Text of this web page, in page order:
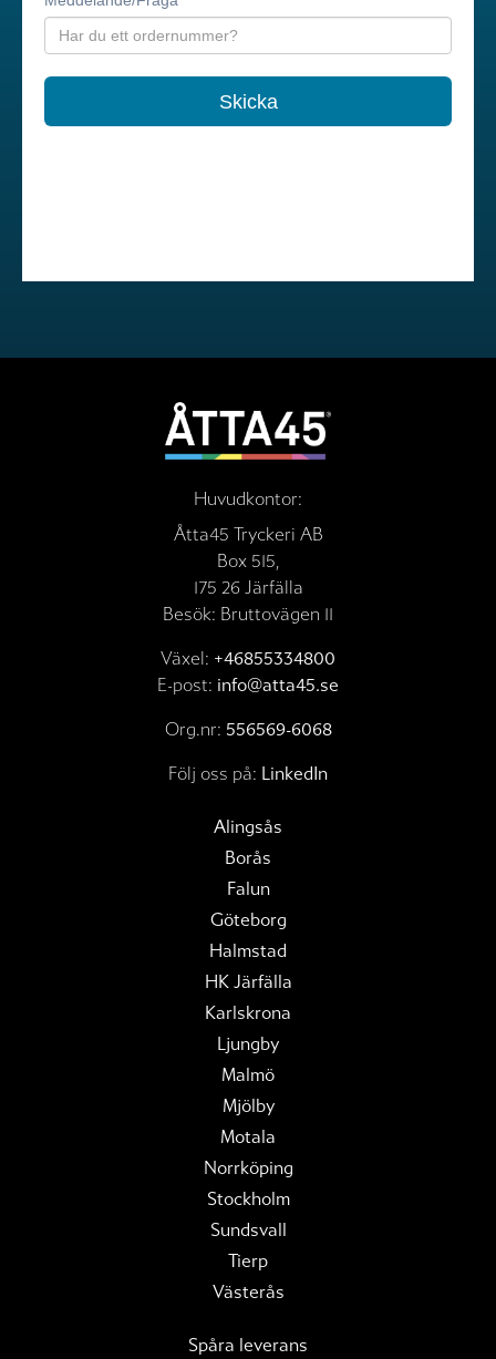
Huvudkontor:
Åtta45 Tryckeri AB
Box 515,
175 26 Järfälla
Besök: Bruttovägen 11
Växel: +46855334800
E-post: info@atta45.se
Org.nr: 556569-6068
Följ oss på: LinkedIn
Alingsås
Borås
Falun
Göteborg
Halmstad
HK Järfälla
Karlskrona
Ljungby
Malmö
Mjölby
Motala
Norrköping
Stockholm
Sundsvall
Tierp
Västerås
Spåra leverans